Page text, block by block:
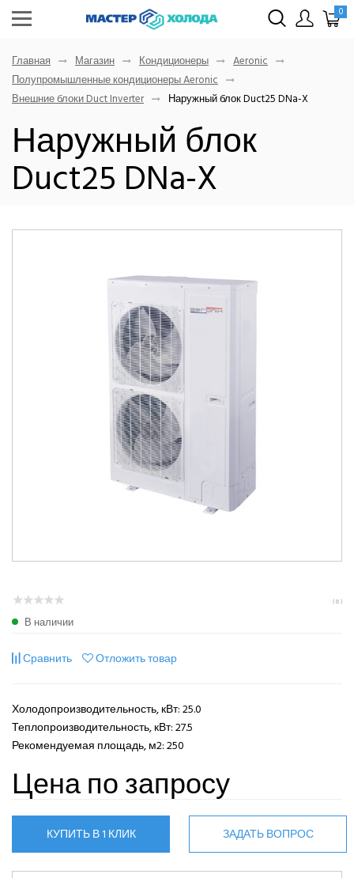
0
Главная Магазин Кондиционеры
Aeronic
Полупромышленные кондиционеры Aeronic
Внешние блоки Duct Inverter
Наружный блок Duct25 DNa-X
Наружный блок
Duct25 DNa-X
( 0 )
В наличии
Сравнить Отложить товар
Холодопроизводительность, кВт: 25.0
Теплопроизводительность, кВт: 27.5
Рекомендуемая площадь, м2: 250
Цена по запросу
КУПИТЬ В 1 КЛИК ЗАДАТЬ ВОПРОС